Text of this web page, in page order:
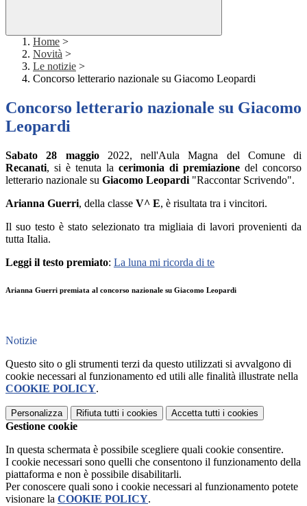
Home >
Novità >
Le notizie >
Concorso letterario nazionale su Giacomo Leopardi
Concorso letterario nazionale su Giacomo
Leopardi
Sabato 28 maggio2022, nell'Aula Magna del Comune di
Recanati, si è tenuta la cerimonia di premiazione del concorso
letterario nazionale su Giacomo Leopardi "Raccontar Scrivendo".
Arianna Guerri, della classe V^ E, è risultata tra i vincitori.
Il suo testo è stato selezionato tra migliaia di lavori provenienti da
tutta Italia.
Leggi il testo premiato: La luna mi ricorda di te
Arianna Guerri premiata al concorso nazionale su Giacomo Leopardi
Notizie
Questo sito o gli strumenti terzi da questo utilizzati si avvalgono di
cookie necessari al funzionamento ed utili alle finalità illustrate nella
COOKIE POLICY.
Personalizza Rifiuta tutti i cookies Accetta tutti i cookies
Gestione cookie
In questa schermata è possibile scegliere quali cookie consentire.
I cookie necessari sono quelli che consentono il funzionamento della
piattaforma e non è possibile disabilitarli.
Per conoscere quali sono i cookie necessari al funzionamento potete
visionare la COOKIE POLICY.